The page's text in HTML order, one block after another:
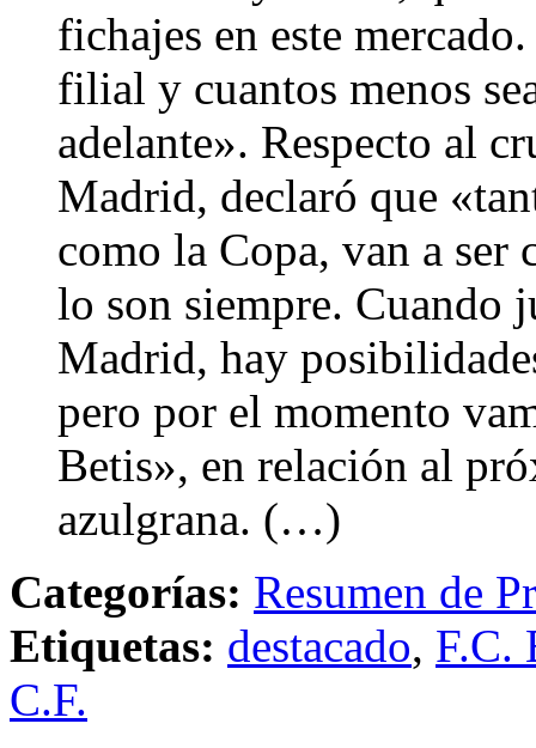
fichajes en este
filial y cuantos menos
adelante». Respecto al
Madrid, declaró que
como la Copa, van a ser
lo son siempre. Cuando
Madrid, hay
pero por el momento
Betis», en relación al
azulgrana. (…)
Categorías: Resumen de
Etiquetas: destacado, F.C.
C.F.